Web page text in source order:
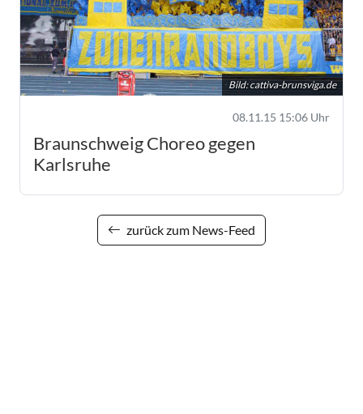
Bild:cattiva-brunsviga.de
08.11.15 15:06 Uhr
Braunschweig Choreo gegen
Karlsruhe
zurück zum News-Feed